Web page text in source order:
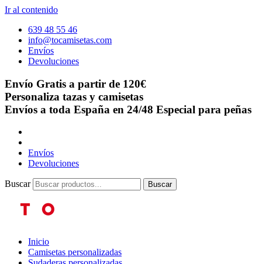
Ir al contenido
639 48 55 46
info@tocamisetas.com
Envíos
Devoluciones
Envío Gratis a partir de 120€
Personaliza tazas y camisetas
Envíos a toda España en 24/48 Especial para peñas
Envíos
Devoluciones
Buscar Buscar
Inicio
Camisetas personalizadas